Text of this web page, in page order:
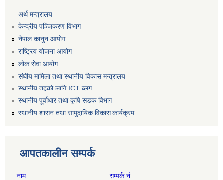
अर्थ मन्त्रालय
केन्द्रीय पञ्जिकरण विभाग
नेपाल कानुन आयोग
राष्ट्रिय योजना आयोग
लोक सेवा आयोग
संघीय मामिला तथा स्थानीय विकास मन्त्रालय
स्थानीय तहको लागि ICT ब्लग
स्थानीय पूर्वाधार तथा कृषि सडक विभाग
स्थानीय शासन तथा सामुदायिक विकास कार्यक्रम
आपतकालीन सम्पर्क
नाम सम्पर्क नं.